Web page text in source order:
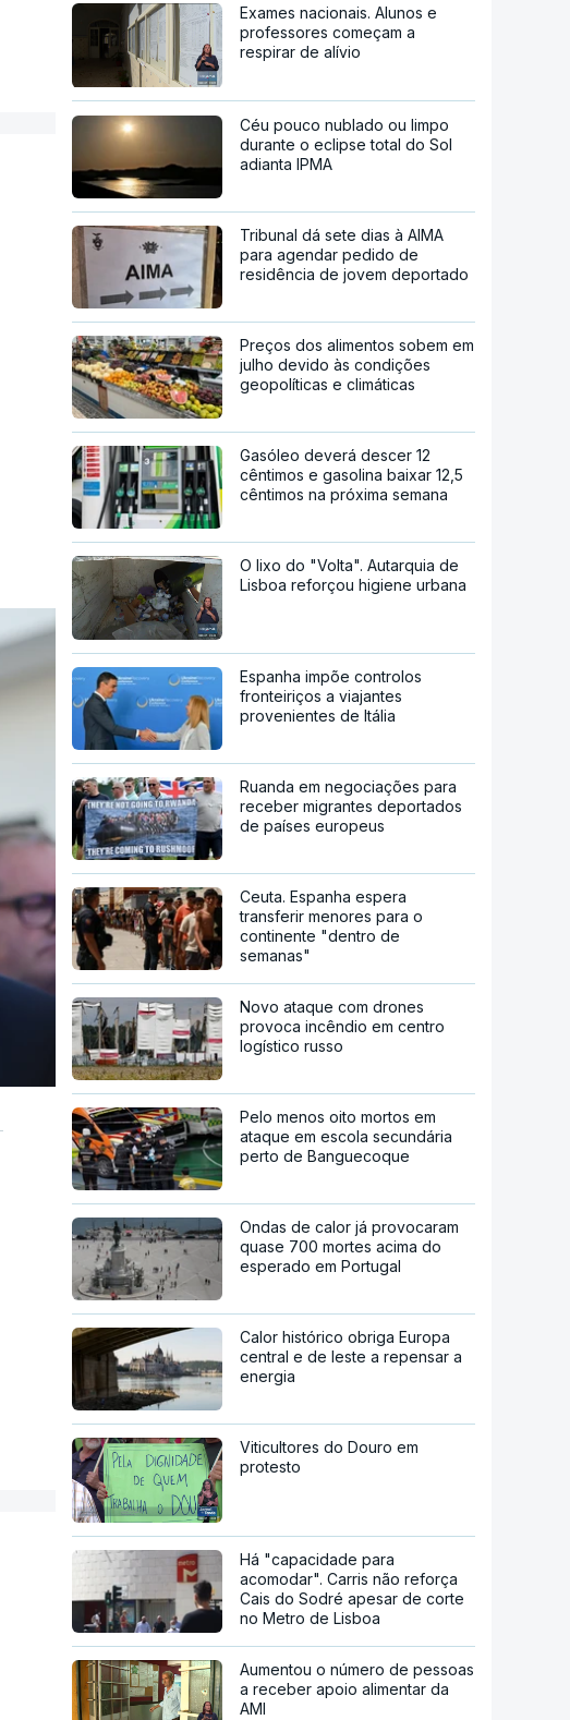
Exames nacionais. Alunos e
professores começam a
respirar de alívio
Céu pouco nublado ou limpo
durante o eclipse total do Sol
adianta IPMA
Tribunal dá sete dias à AIMA
para agendar pedido de
residência de jovem deportado
Preços dos alimentos sobem em
julho devido às condições
geopolíticas e climáticas
Gasóleo deverá descer 12
cêntimos e gasolina baixar 12,5
cêntimos na próxima semana
O lixo do "Volta". Autarquia de
Lisboa reforçou higiene urbana
Espanha impõe controlos
fronteiriços a viajantes
provenientes de Itália
Ruanda em negociações para
receber migrantes deportados
de países europeus
Ceuta. Espanha espera
transferir menores para o
continente "dentro de
semanas"
Novo ataque com drones
provoca incêndio em centro
logístico russo
Pelo menos oito mortos em
ataque em escola secundária
perto de Banguecoque
Ondas de calor já provocaram
quase 700 mortes acima do
esperado em Portugal
Calor histórico obriga Europa
central e de leste a repensar a
energia
Viticultores do Douro em
protesto
Há "capacidade para
acomodar". Carris não reforça
Cais do Sodré apesar de corte
no Metro de Lisboa
Aumentou o número de pessoas
a receber apoio alimentar da
AMI